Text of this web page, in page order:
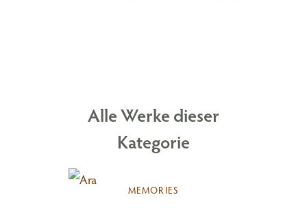
Alle Werke dieser
Kategorie
MEMORIES